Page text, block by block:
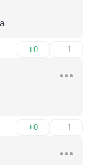
+0 –1
+0 –1